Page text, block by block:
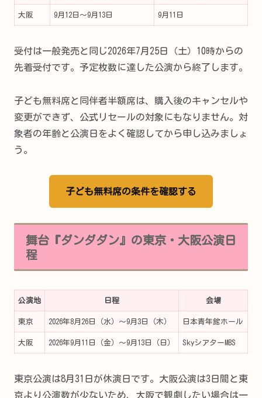
大阪 9月12日～9月13日 9月11日
受付は一般発売と同じ2026年7月25日（土）10時からの
先着受付です。予定枚数に達した公演から終了します。
子ども無料席と同伴者半額席は、購入後のキャンセルや
変更ができず、公式リセールの対象にもなりません。対
象者の年齢と公演日をよく確認してから申し込みましょ
う。
子ども無料席の条件を確認する
舞台『ダンダダン』の東京・大阪公演日
程
公演地 日程 会場
東京 2026年8月26日（水）～9月3日（木） 日本青年館ホール
大阪 2026年9月11日（金）～9月13日（日） SkyシアターMBS
東京公演は8月31日が休演日です。大阪公演は3日間と東
京より公演数が少ないため、大阪で観劇したい場合は一